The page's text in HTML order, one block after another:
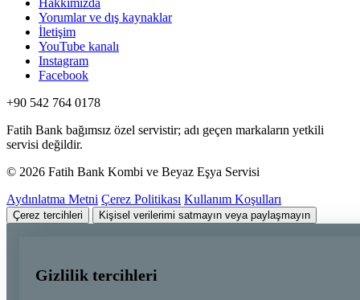
Hakkımızda
Yorumlar ve dış kaynaklar
İletişim
YouTube kanalı
Instagram
Facebook
+90 542 764 0178
Fatih Bank bağımsız özel servistir; adı geçen markaların yetkili
servisi değildir.
© 2026 Fatih Bank Kombi ve Beyaz Eşya Servisi
Aydınlatma Metni Çerez Politikası Kullanım Koşulları
Çerez tercihleri Kişisel verilerimi satmayın veya paylaşmayın
Gizlilik tercihleri